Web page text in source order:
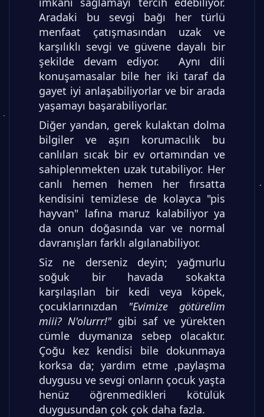
Aradaki bu sevgi bağı her türlü
menfaat çatışmasından uzak ve
karşılıklı sevgi ve güvene dayalı bir
şekilde devam ediyor. Aynı dili
konuşamasalar bile her iki taraf da
gayet iyi anlaşabiliyorlar ve bir arada
yaşamayı başarabiliyorlar.
Diğer yandan, gerek kulaktan dolma
bilgiler ve aşırı korumacılık bu
canlıları sıcak bir ev ortamından ve
sahiplenmekten uzak tutabiliyor. Her
canlı hemen hemen her fırsatta
kendisini temizlese de kolayca "pis
hayvan" lafına maruz kalabiliyor ya
da onun doğasında var ve normal
davranışları farklı algılanabiliyor.
Siz ne derseniz deyin; yağmurlu
soğuk bir havada sokakta
karşılaşılan bir kedi veya köpek,
çocuklarınızdan "Evimize götürelim
miii? N'olurrr!"gibi saf ve yürekten
cümle duymanıza sebep olacaktır.
Çoğu kez kendisi bile dokunmaya
korksa da; yardım etme ,paylaşma
duygusu ve sevgi onların çocuk yaşta
henüz öğrenmedikleri kötülük
duygusundan çok çok daha fazla.